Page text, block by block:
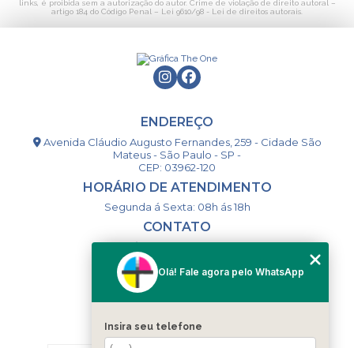
links, é proibida sem a autorização do autor. Crime de violação de direito autoral –
artigo 184 do Código Penal – Lei 9610/98 - Lei de direitos autorais
ENDEREÇO
Avenida Cláudio Augusto Fernandes, 259 - Cidade São
Mateus - São Paulo - SP -
CEP: 03962-120
HORÁRIO DE ATENDIMENTO
Segunda á Sexta: 08h ás 18h
CONTATO
(11) 98993-9556
togsm1@gmail.com
MENU
Olá! Fale agora pelo WhatsApp
Insira seu telefone